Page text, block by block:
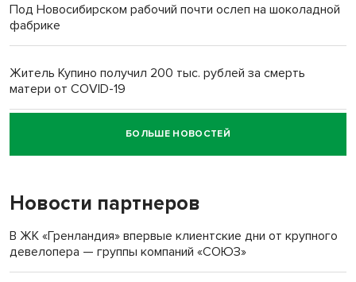
Под Новосибирском рабочий почти ослеп на шоколадной
фабрике
Житель Купино получил 200 тыс. рублей за смерть
матери от COVID-19
Новосибирский суд наказал водителя за смерть
пенсионерки на вокзале
БОЛЬШЕ НОВОСТЕЙ
Новости партнеров
В ЖК «Гренландия» впервые клиентские дни от крупного
девелопера — группы компаний «СОЮЗ»